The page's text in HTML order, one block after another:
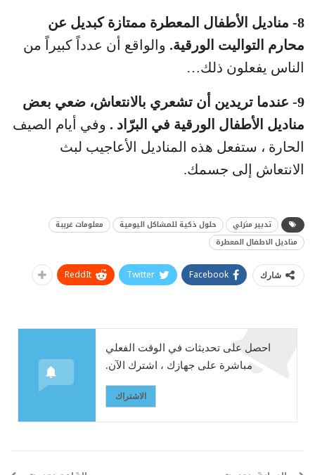
8- مناديل الأطفال المعطرة ممتازة كبديل عن
محارم التواليت الورقية. والواقع أن عدداً كبيراً من
الناس يفعلون ذلك…
9- عندما تريدين أن تشعري بالانتعاش، ضعي بعض
مناديل الأطفال الورقية في البرّاد . وفي أيام الصيف
الحارة ، ستفعل هذه المناديل الأعاجيب لبث
الانتعاش إلى جسمك.
تدبير منزلي حلول ذكية للمشاكل اليومية
معلومات غريبة
مناديل الاطفال المعطرة
شارك Facebook
Twitter
ReddIt
احصل على تحديثات في الوقت الفعلي
مباشرة على جهازك ، اشترك الآن.
الاشتراك